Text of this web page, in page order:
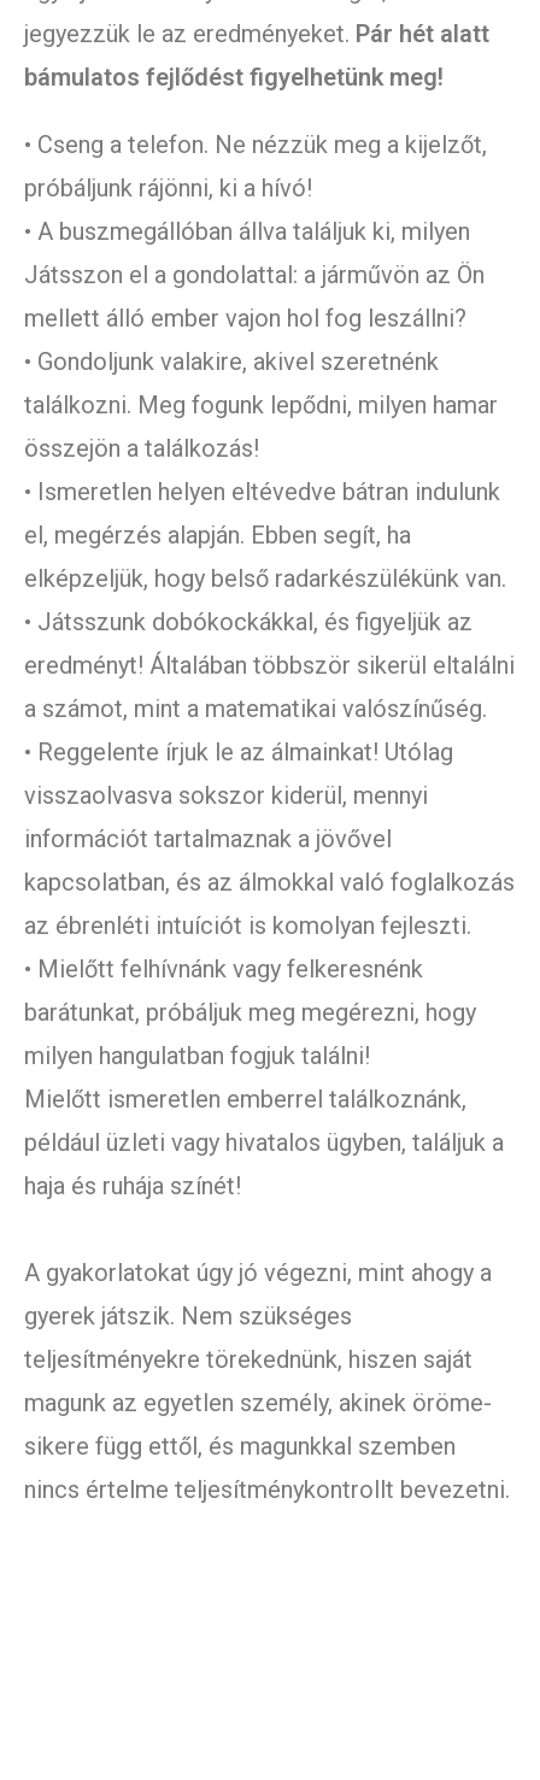
jegyezzük le az eredményeket. Pár hét alatt
bámulatos fejlődést figyelhetünk meg!
• Cseng a telefon. Ne nézzük meg a kijelzőt,
próbáljunk rájönni, ki a hívó!
• A buszmegállóban állva találjuk ki, milyen
Játsszon el a gondolattal: a járművön az Ön
mellett álló ember vajon hol fog leszállni?
• Gondoljunk valakire, akivel szeretnénk
találkozni. Meg fogunk lepődni, milyen hamar
összejön a találkozás!
• Ismeretlen helyen eltévedve bátran indulunk
el, megérzés alapján. Ebben segít, ha
elképzeljük, hogy belső radarkészülékünk van.
• Játsszunk dobókockákkal, és figyeljük az
eredményt! Általában többször sikerül eltalálni
a számot, mint a matematikai valószínűség.
• Reggelente írjuk le az álmainkat! Utólag
visszaolvasva sokszor kiderül, mennyi
információt tartalmaznak a jövővel
kapcsolatban, és az álmokkal való foglalkozás
az ébrenléti intuíciót is komolyan fejleszti.
• Mielőtt felhívnánk vagy felkeresnénk
barátunkat, próbáljuk meg megérezni, hogy
milyen hangulatban fogjuk találni!
Mielőtt ismeretlen emberrel találkoznánk,
például üzleti vagy hivatalos ügyben, találjuk a
haja és ruhája színét!
A gyakorlatokat úgy jó végezni, mint ahogy a
gyerek játszik. Nem szükséges
teljesítményekre törekednünk, hiszen saját
magunk az egyetlen személy, akinek öröme-
sikere függ ettől, és magunkkal szemben
nincs értelme teljesítménykontrollt bevezetni.